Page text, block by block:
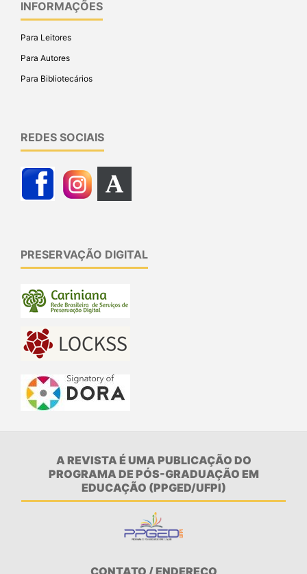
INFORMAÇÕES
Para Leitores
Para Autores
Para Bibliotecários
REDES SOCIAIS
PRESERVAÇÃO DIGITAL
A REVISTA É UMA PUBLICAÇÃO DO
PROGRAMA DE PÓS-GRADUAÇÃO EM
EDUCAÇÃO (PPGED/UFPI)
CONTATO / ENDEREÇO